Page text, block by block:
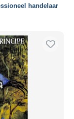
handelaar